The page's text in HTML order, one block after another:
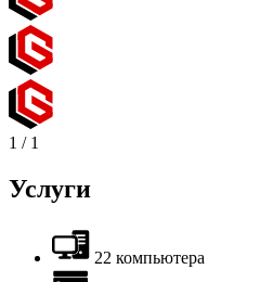
1 / 1
Услуги
22 компьютера